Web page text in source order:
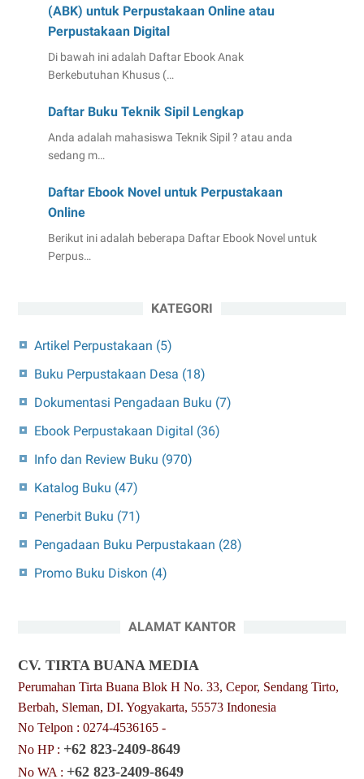
(ABK) untuk Perpustakaan Online atau
Perpustakaan Digital
Di bawah ini adalah Daftar Ebook Anak
Berkebutuhan Khusus (…
Daftar Buku Teknik Sipil Lengkap
Anda adalah mahasiswa Teknik Sipil ? atau anda
sedang m…
Daftar Ebook Novel untuk Perpustakaan
Online
Berikut ini adalah beberapa Daftar Ebook Novel untuk
Perpus…
KATEGORI
Artikel Perpustakaan (5)
Buku Perpustakaan Desa (18)
Dokumentasi Pengadaan Buku (7)
Ebook Perpustakaan Digital (36)
Info dan Review Buku (970)
Katalog Buku (47)
Penerbit Buku (71)
Pengadaan Buku Perpustakaan (28)
Promo Buku Diskon (4)
ALAMAT KANTOR
CV. TIRTA BUANA MEDIA
Perumahan Tirta Buana Blok H No. 33, Cepor, Sendang Tirto,
Berbah, Sleman, DI. Yogyakarta, 55573 Indonesia
No Telpon : 0274-4536165 -
No HP : +62 823-2409-8649
No WA : +62 823-2409-8649